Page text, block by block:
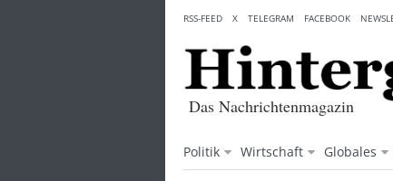
content
Das Nachrichtenmagazin
Politik Wirtschaft Globales
RSS-FEED X TELEGRAM FACEBOOK